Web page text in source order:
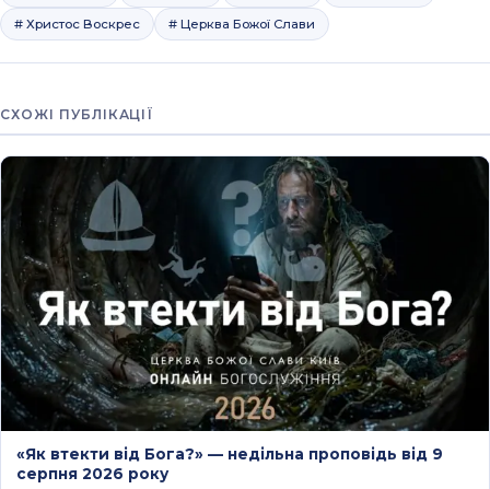
# Христос Воскрес # Церква Божої Слави
СХОЖІ ПУБЛІКАЦІЇ
«Як втекти від Бога?» — недільна проповідь від 9
серпня 2026 року